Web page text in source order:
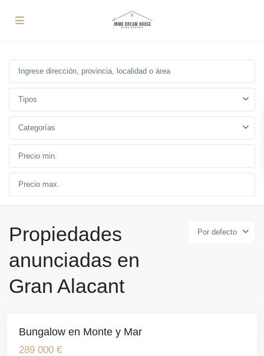
Tipos
Categorías
Por defecto
Propiedades
anunciadas en
Gran Alacant
Gran
Bungalow en Monte y Mar
289 000 €